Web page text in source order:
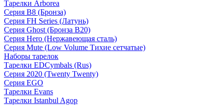
Тарелки Arborea
Серия B8 (Бронза)
Серия FH Series (Латунь)
Серия Ghost (Бронза B20)
Серия Hero (Нержавеющая сталь)
Серия Mute (Low Volume Тихие сетчатые)
Наборы тарелок
Тарелки EDCymbals (Rus)
Серия 2020 (Twenty Twenty)
Серия EGO
Тарелки Evans
Тарелки Istanbul Agop